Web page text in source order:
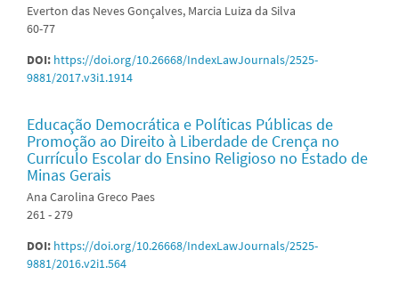
Everton das Neves Gonçalves, Marcia Luiza da Silva
60-77
DOI: https://doi.org/10.26668/IndexLawJournals/2525-
9881/2017.v3i1.1914
Educação Democrática e Políticas Públicas de
Promoção ao Direito à Liberdade de Crença no
Currículo Escolar do Ensino Religioso no Estado de
Minas Gerais
Ana Carolina Greco Paes
261 - 279
DOI: https://doi.org/10.26668/IndexLawJournals/2525-
9881/2016.v2i1.564